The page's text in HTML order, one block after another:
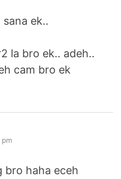
ek..
la bro ek.. adeh..
cam bro ek
pm
bro haha eceh